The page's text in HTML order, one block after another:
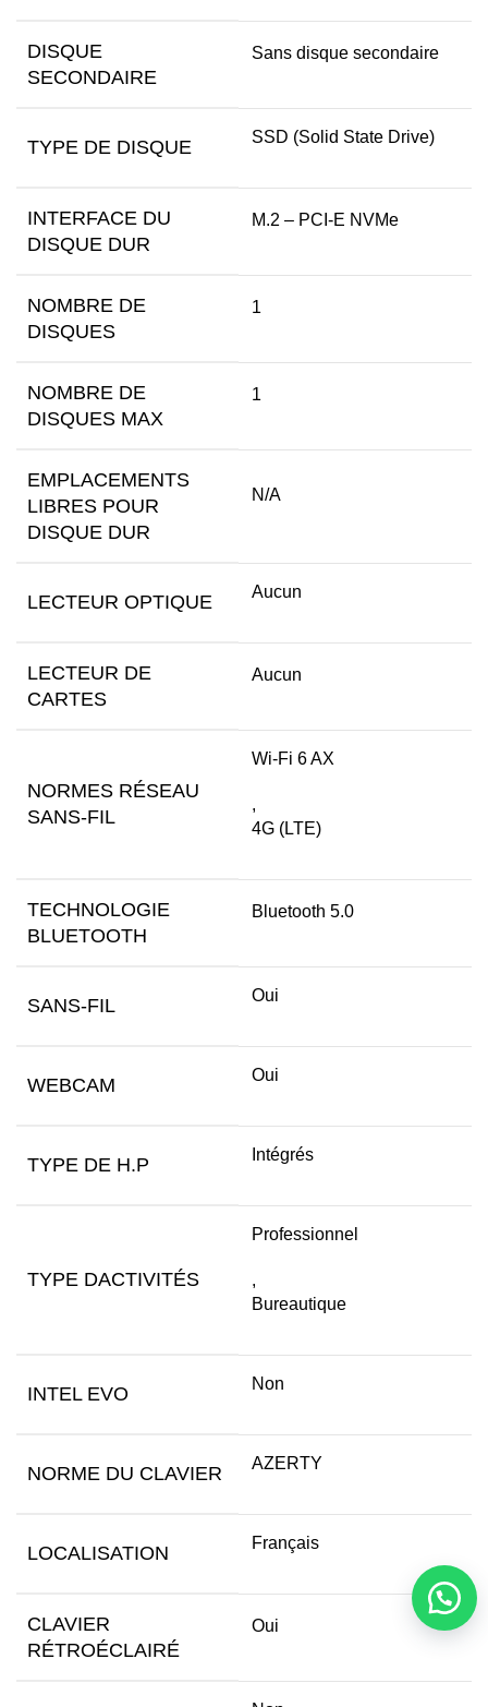
DISQUE
SECONDAIRE
Sans disque secondaire
TYPE DE DISQUE SSD (Solid State Drive)
INTERFACE DU
DISQUE DUR
M.2 – PCI-E NVMe
NOMBRE DE
DISQUES
1
NOMBRE DE
DISQUES MAX
1
EMPLACEMENTS
LIBRES POUR
DISQUE DUR
N/A
LECTEUR OPTIQUE Aucun
LECTEUR DE
CARTES
Aucun
NORMES RÉSEAU
SANS-FIL
Wi-Fi 6 AX
,
4G (LTE)
TECHNOLOGIE
BLUETOOTH
Bluetooth 5.0
SANS-FIL Oui
WEBCAM Oui
TYPE DE H.P Intégrés
TYPE DACTIVITÉS
Professionnel
,
Bureautique
INTEL EVO Non
NORME DU CLAVIER AZERTY
LOCALISATION Français
CLAVIER
RÉTROÉCLAIRÉ
Oui